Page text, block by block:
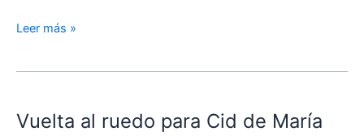
Leer más »
Vuelta al ruedo para Cid de María
ruedo